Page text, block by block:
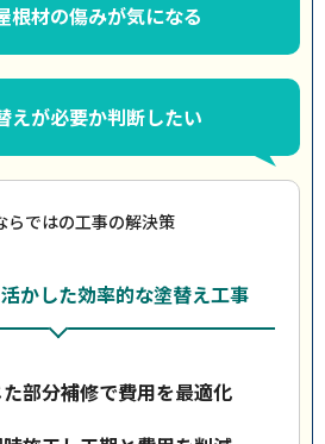
根材の傷みが気になる
えが必要か判断したい
らではの工事の解決策
かした効率的な塗替え工事
部分補修で費用を最適化